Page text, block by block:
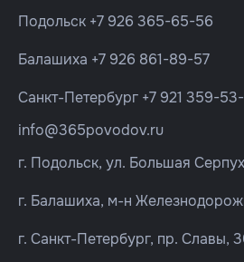
Подольск +7 926 365-65-56
Балашиха +7 926 861-89-57
Санкт-Петербург +7 921 359-
info@365povodov.ru
г. Подольск, ул. Большая
г. Балашиха, м-н
г. Санкт-Петербург, пр. Славы,